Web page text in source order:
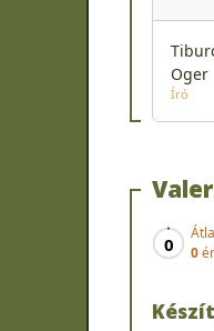
Oger
Író
0
0